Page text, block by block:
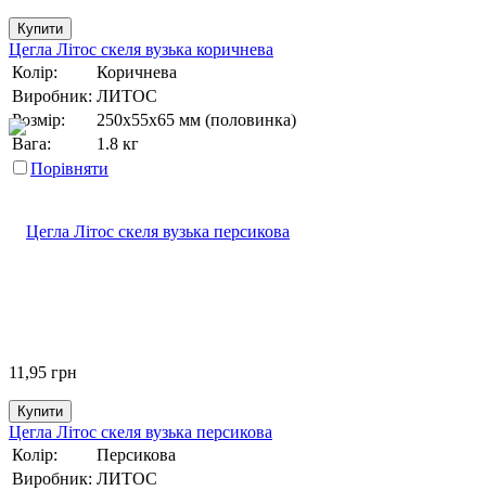
Купити
Цегла Літос скеля вузька коричнева
Колір:
Коричнева
Виробник: ЛИТОС
Розмір:
250х55х65 мм (половинка)
Вага:
1.8 кг
Порівняти
11,95 грн
Купити
Цегла Літос скеля вузька персикова
Колір:
Персикова
Виробник: ЛИТОС